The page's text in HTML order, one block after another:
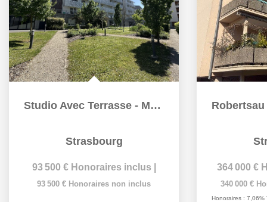
Studio Avec Terrasse - Montagne Verte - Strasbourg
Strasbourg
93 500 € Honoraires inclus
93 500 € Honoraires non inclus
364 000 €
340 000 €
Honoraires : 7,06%